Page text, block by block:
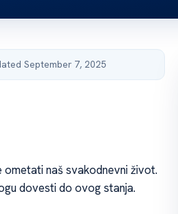
September 7, 2025
ometati naš svakodnevni život.
dovesti do ovog stanja.